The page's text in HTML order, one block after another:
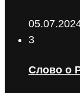
3
Слово о